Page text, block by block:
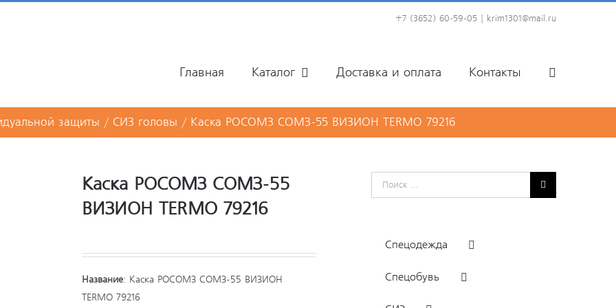
+7 (3652) 60-59-05 krim1301@mail.ru
Главная Каталог Доставка и оплата Контакты
защиты / СИЗ головы / Каска РОСОМЗ СОМЗ-55 ВИЗИОН TERMO 79216
Каска РОСОМЗ СОМЗ-55
ВИЗИОН TERMO 79216
Название: Каска РОСОМЗ СОМЗ-55 ВИЗИОН
TERMO 79216
Результат
поиска:
Спецодежда
Спецобувь